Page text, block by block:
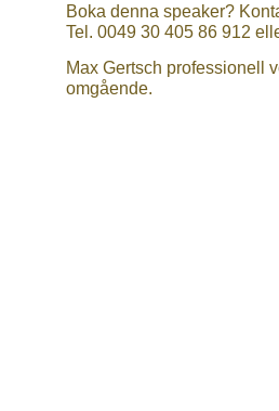
Boka denna speaker?
Tel. 0049 30 405 86 912
Max Gertsch professionell
omgående.